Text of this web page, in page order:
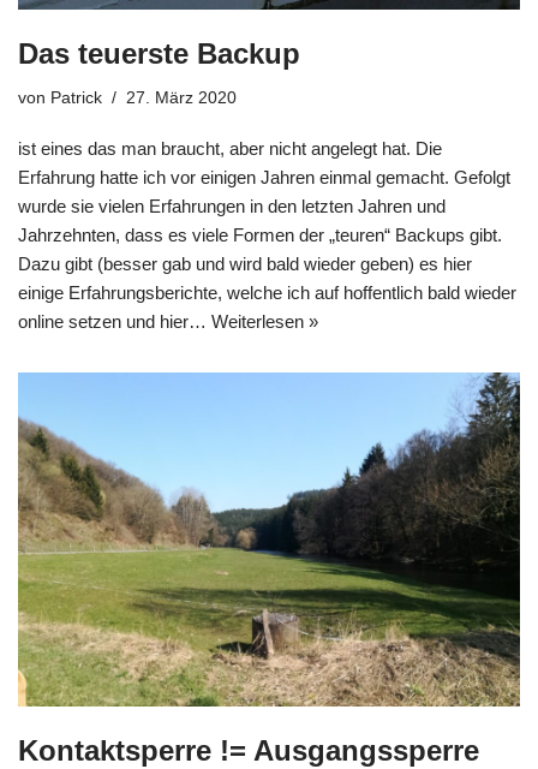
Das teuerste Backup
von Patrick 27. März 2020
ist eines das man braucht, aber nicht angelegt hat. Die
Erfahrung hatte ich vor einigen Jahren einmal gemacht. Gefolgt
wurde sie vielen Erfahrungen in den letzten Jahren und
Jahrzehnten, dass es viele Formen der „teuren“ Backups gibt.
Dazu gibt (besser gab und wird bald wieder geben) es hier
einige Erfahrungsberichte, welche ich auf hoffentlich bald wieder
online setzen und hier… Weiterlesen »
Kontaktsperre != Ausgangssperre